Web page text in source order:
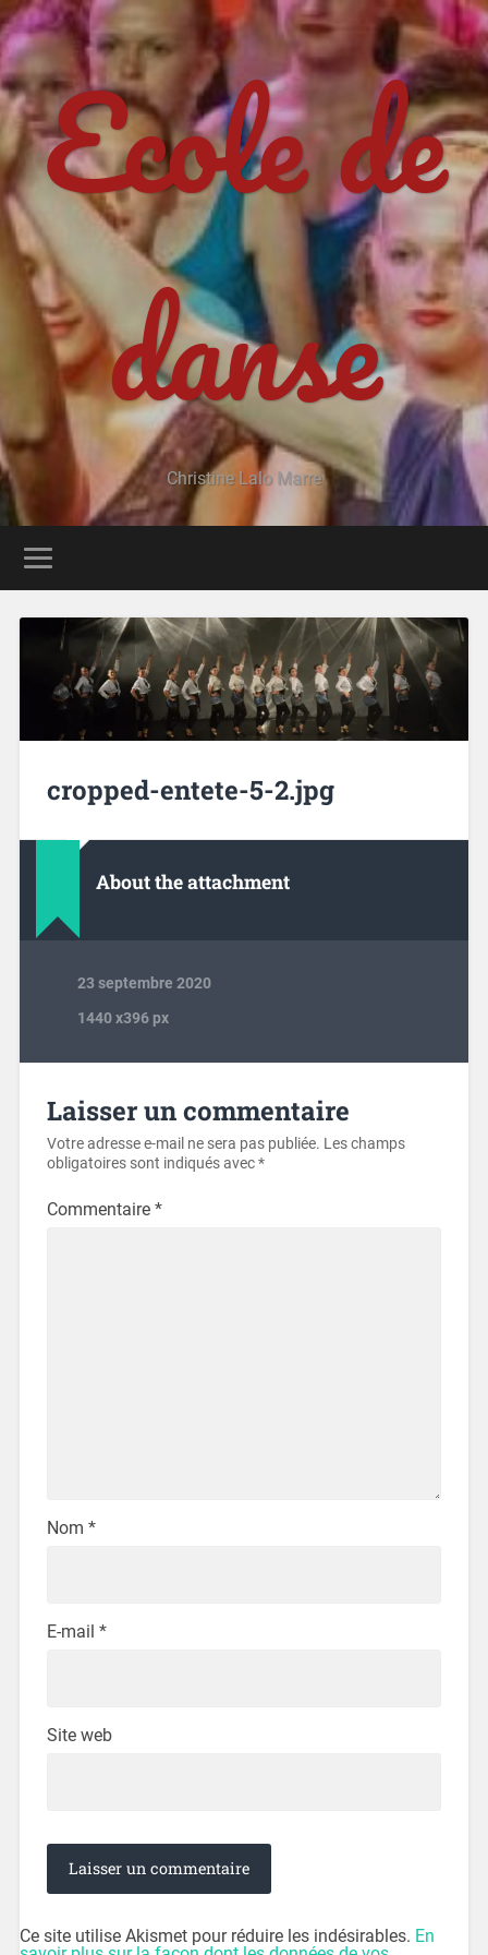
Ecole de
danse
Christine Lalo Marre
cropped-entete-5-2.jpg
About the attachment
23 septembre 2020
1440x396 px
Laisser un commentaire
Votre adresse e-mail ne sera pas publiée. Les champs
obligatoires sont indiqués avec*
Commentaire *
Nom *
E-mail *
Site web
Ce site utilise Akismet pour réduire les indésirables. En